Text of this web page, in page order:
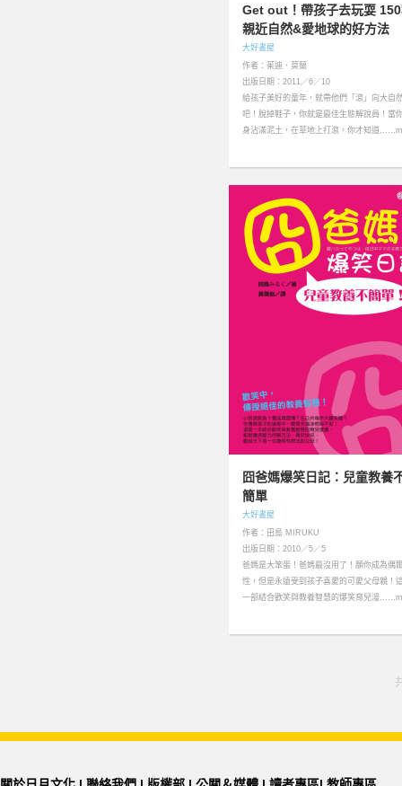
Get out！帶孩子去玩耍
親近自然&愛地球的好方法
大好書屋
作者：茱迪．莫蘭
出版日期：2011／6／10
給孩子美好的童年，就帶他們「滾」向大自
吧！脫掉鞋子，你就是最佳生態解說員！當
身沾滿泥土，在草地上打滾，你才知道
囧爸媽爆笑日記：兒童教養
簡單
大好書屋
作者：田島 MIRUKU
出版日期：2010／5／5
爸媽是大笨蛋！爸媽最沒用了！願你成為偶
性，但是永遠受到孩子喜愛的可愛父母親！
一部結合歡笑與教養智慧的爆笑育兒漫